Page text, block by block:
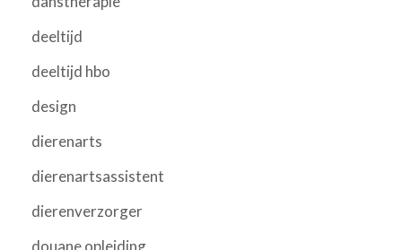
deeltijd
deeltijd hbo
design
dierenarts
dierenartsassistent
dierenverzorger
douane opleiding